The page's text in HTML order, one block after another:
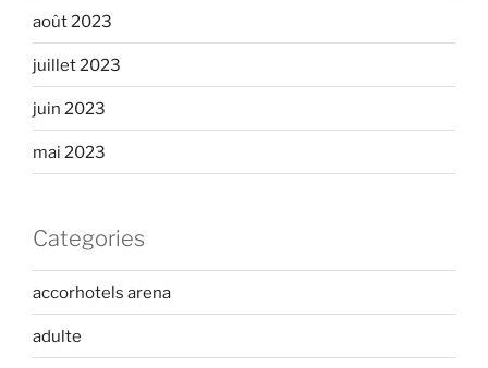
août 2023
juillet 2023
juin 2023
mai 2023
Categories
accorhotels arena
adulte